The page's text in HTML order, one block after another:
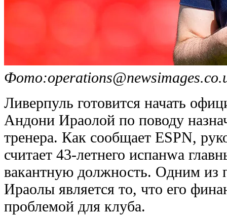
Фото:
Ливерпуль готовится начать
Андони Ираолой по поводу
тренера. Как сообщает ESPN,
считает 43-летнего испанwа
вакантную должность. Одним из
Ираолы является то, что его
проблемой для клуба.